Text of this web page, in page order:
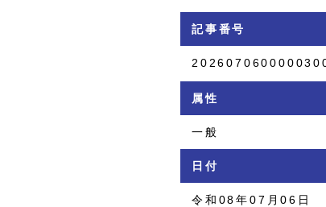
記事番号
属性
一般
日付
令和08年07月06日